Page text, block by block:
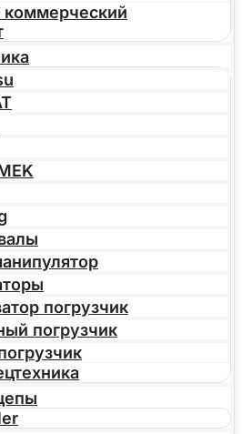
коммерческий
погрузчик
погрузчик